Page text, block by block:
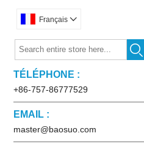
Français 

TÉLÉPHONE :
+86-757-86777529
EMAIL :
master@baosuo.com